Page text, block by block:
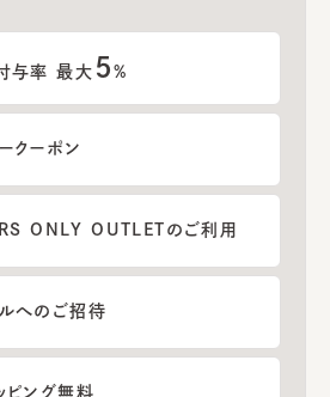
与率 最大 5%
クーポン
ONLY OUTLETのご利用
へのご招待
ピング無料